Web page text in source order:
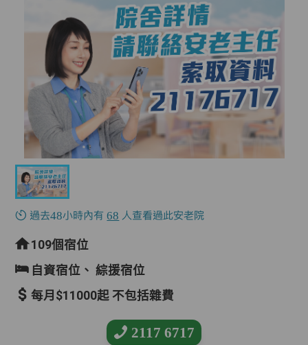
過去48小時內有68 人查看過此安老院
109個宿位
自資宿位、綜援宿位
每月$11000起 不包括雜費
2117 6717